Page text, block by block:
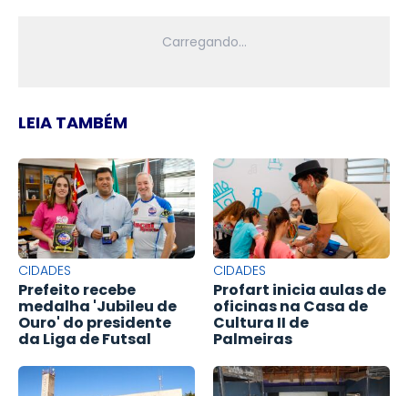
LEIA TAMBÉM
CIDADES
Prefeito recebe
medalha 'Jubileu de
Ouro' do presidente
da Liga de Futsal
CIDADES
Profart inicia aulas de
oficinas na Casa de
Cultura II de
Palmeiras